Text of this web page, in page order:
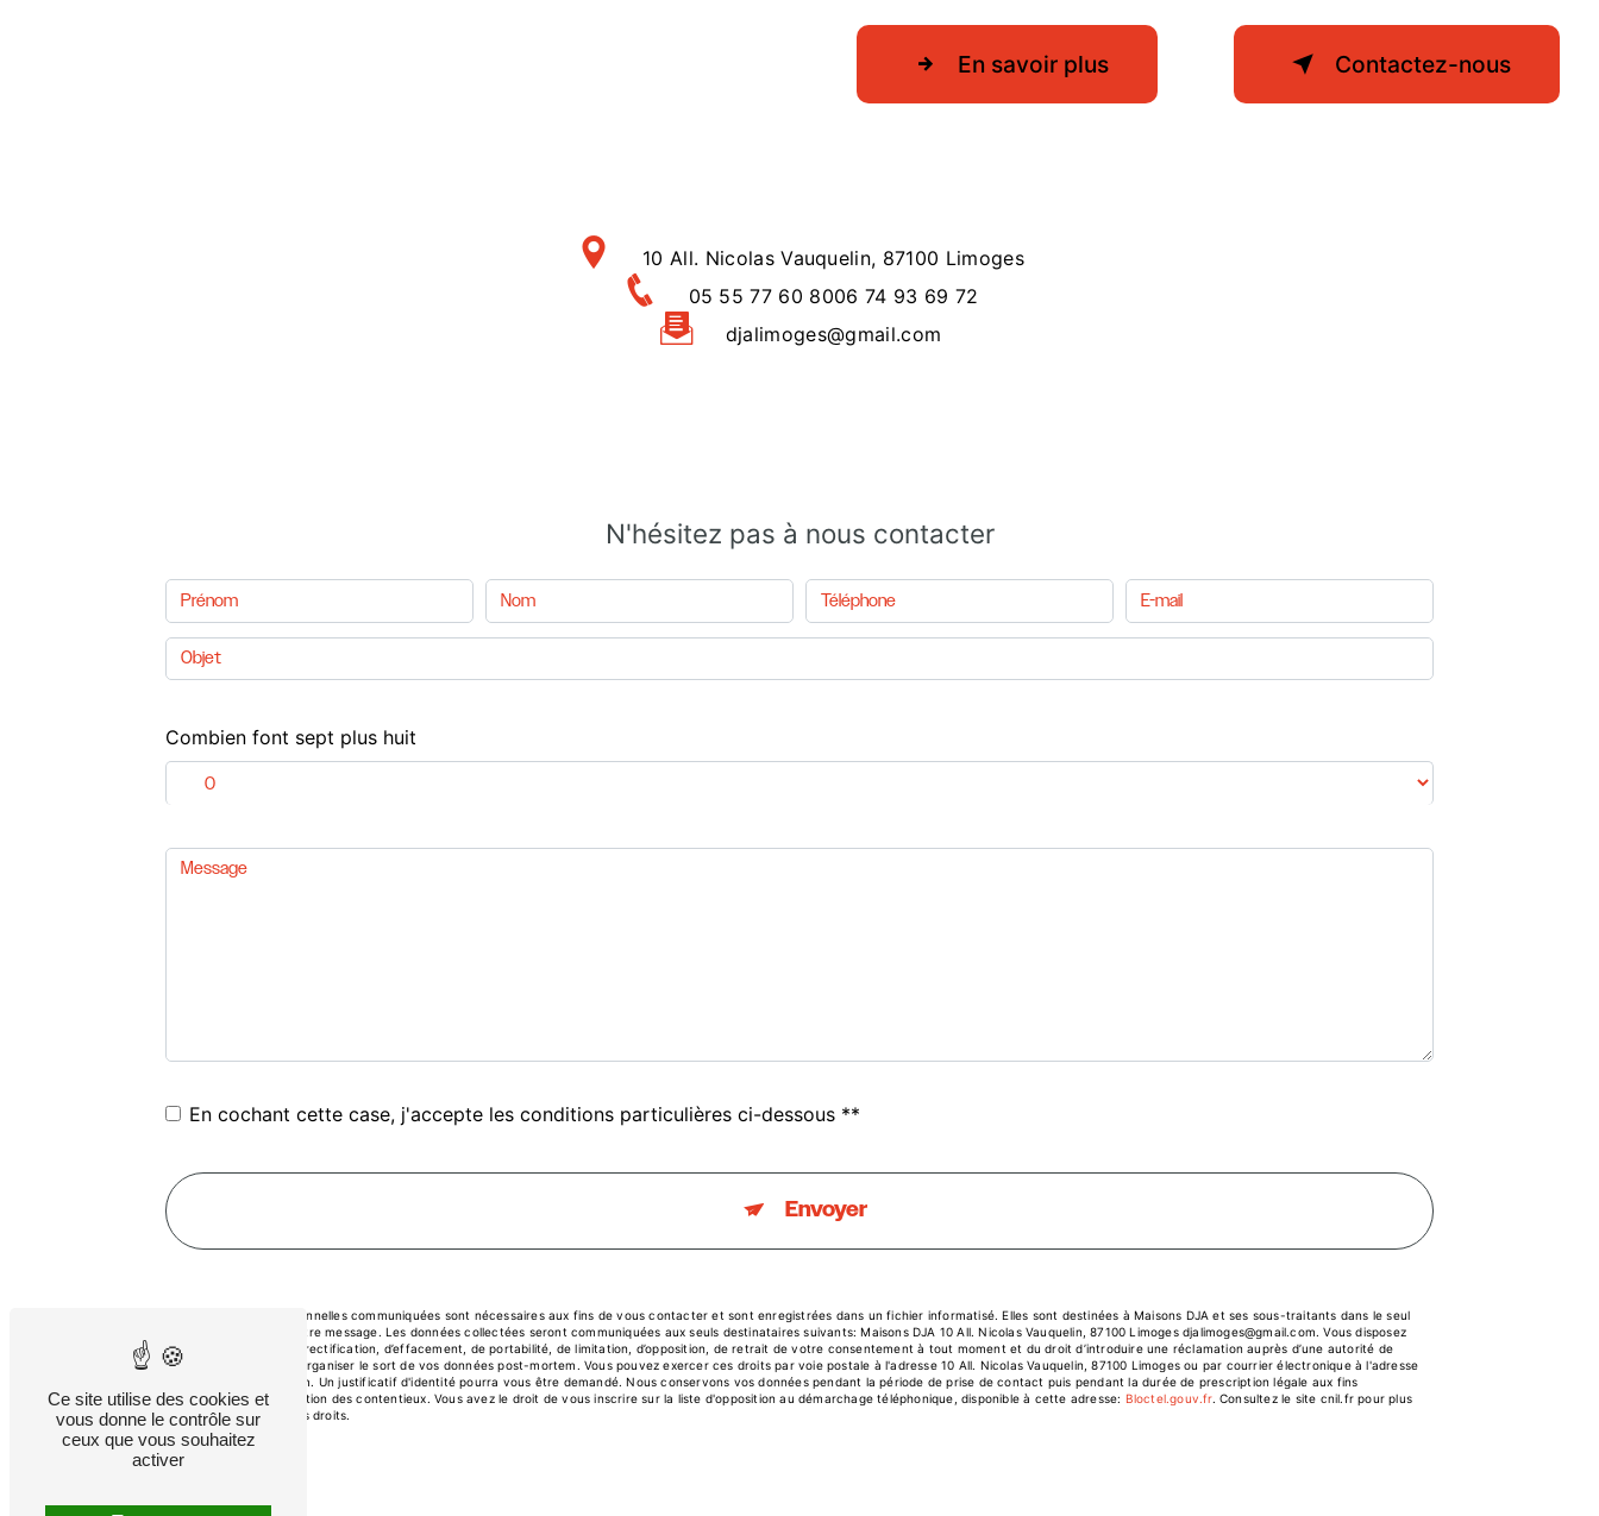
En savoir plus Contactez-nous
10 All. Nicolas Vauquelin, 87100 Limoges
05 55 77 60 8006 74 93 69 72
djalimoges@gmail.com
N'hésitez pas à nous contacter
Combien font sept plus huit
En cochant cette case, j'accepte les conditions particulières ci-dessous **
Envoyer
** Les données personnelles communiquées sont nécessaires aux fins de vous contacter et sont enregistrées dans un fichier informatisé. Elles sont destinées à Maisons DJA et ses sous-traitants dans le seul
but de répondre à votre message. Les données collectées seront communiquées aux seuls destinataires suivants: Maisons DJA 10 All. Nicolas Vauquelin, 87100 Limoges djalimoges@gmail.com. Vous disposez
de droits d’accès, de rectification, d’effacement, de portabilité, de limitation, d’opposition, de retrait de votre consentement à tout moment et du droit d’introduire une réclamation auprès d’une autorité de
contrôle, ainsi que d’organiser le sort de vos données post-mortem. Vous pouvez exercer ces droits par voie postale à l'adresse 10 All. Nicolas Vauquelin, 87100 Limoges ou par courrier électronique à l'adresse
djalimoges@gmail.com. Un justificatif d'identité pourra vous être demandé. Nous conservons vos données pendant la période de prise de contact puis pendant la durée de prescription légale aux fins
probatoires et de gestion des contentieux. Vous avez le droit de vous inscrire sur la liste d'opposition au démarchage téléphonique, disponible à cette adresse: Bloctel.gouv.fr. Consultez le site cnil.fr pour plus
d’informations sur vos droits.
Ce site utilise des cookies et
vous donne le contrôle sur
ceux que vous souhaitez
activer